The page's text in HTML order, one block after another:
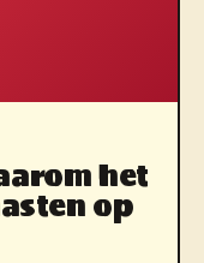
het
op